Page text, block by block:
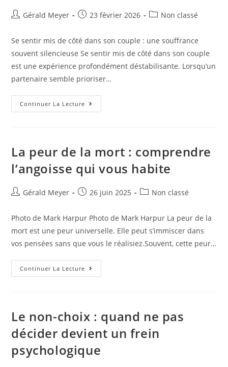
Gérald Meyer 23 février 2026 Non classé
Se sentir mis de côté dans son couple : une souffrance
souvent silencieuse Se sentir mis de côté dans son couple
est une expérience profondément déstabilisante. Lorsqu’un
partenaire semble prioriser…
Continuer La Lecture
La peur de la mort : comprendre
l’angoisse qui vous habite
Gérald Meyer 26 juin 2025 Non classé
Photo de Mark Harpur Photo de Mark Harpur La peur de la
mort est une peur universelle. Elle peut s’immiscer dans
vos pensées sans que vous le réalisiez.Souvent, cette peur…
Continuer La Lecture
Le non-choix : quand ne pas
décider devient un frein
psychologique